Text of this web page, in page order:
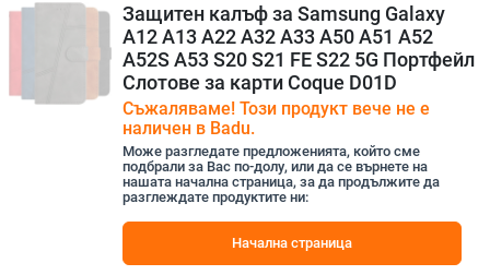
Защитен калъф за Samsung Galaxy
A12 A13 A22 A32 A33 A50 A51 A52
A52S A53 S20 S21 FE S22 5G Портфейл
Слотове за карти Coque D01D
Съжаляваме! Този продукт вече не е
наличен в Badu.
Може разгледате предложенията, който сме
подбрали за Вас по-долу, или да се върнете на
нашата начална страница, за да продължите да
разглеждате продуктите ни:
Начална страница